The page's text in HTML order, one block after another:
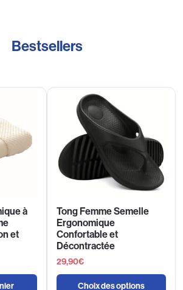
Bestsellers
à
et
Tong Femme Semelle
Ergonomique
Confortable et
Décontractée
29,90€
Choix des options